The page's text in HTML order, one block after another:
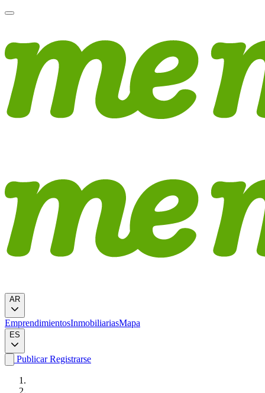
AR
EmprendimientosInmobiliariasMapa
ES
PublicarRegistrarse